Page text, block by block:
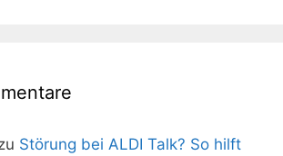
Störung bei ALDI Talk? So hilft